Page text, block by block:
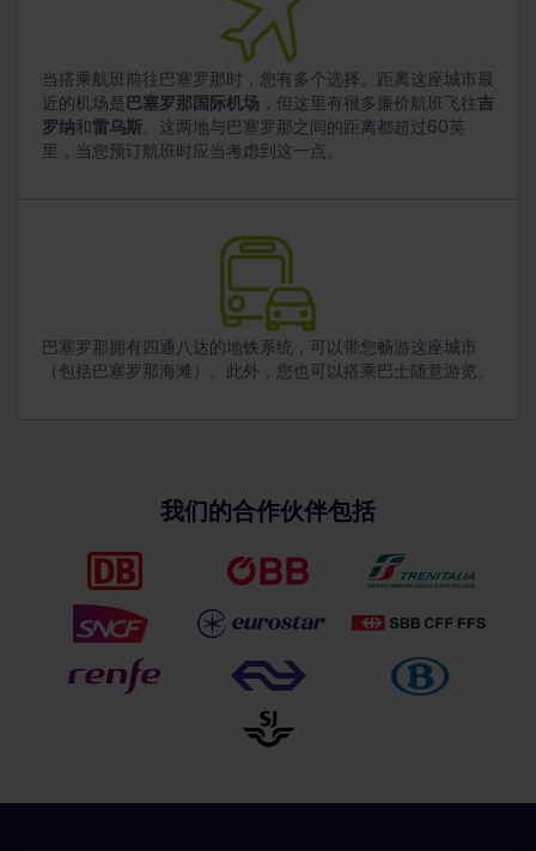
当搭乘航班前往巴塞罗那时，您有多个选择。距离这座城市最
近的机场是巴塞罗那国际机场 ，但这里有很多廉价航班飞往吉
罗纳和雷乌斯 。这两地与巴塞罗那之间的距离都超过60英
里，当您预订航班时应当考虑到这一点。
巴塞罗那拥有四通八达的地铁系统，可以带您畅游这座城市
（包括巴塞罗那海滩）。此外，您也可以搭乘巴士随意游览。
我们的合作伙伴包括